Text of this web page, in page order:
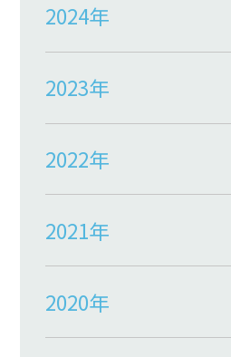
2024年
2023年
2022年
2021年
2020年